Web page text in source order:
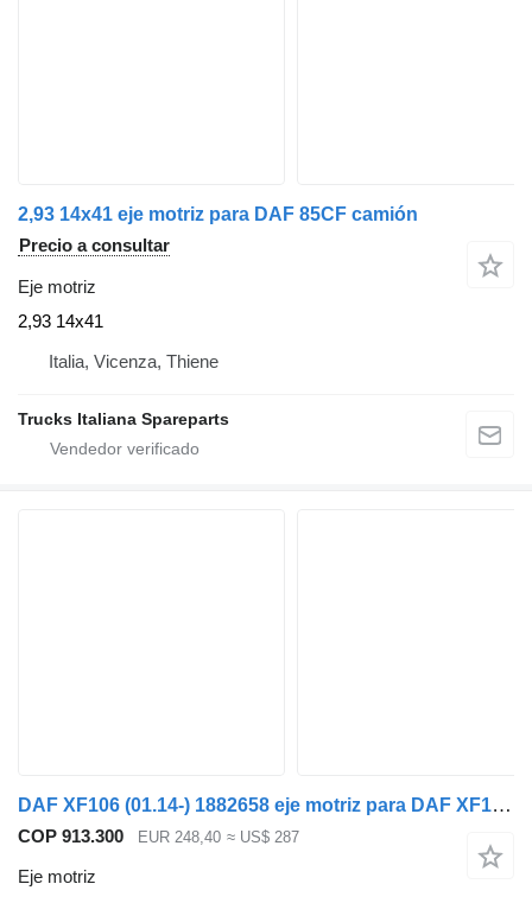
2,93 14x41 eje motriz para DAF 85CF camión
Precio a consultar
Eje motriz
2,93 14x41
Italia, Vicenza, Thiene
Trucks Italiana Spareparts
DAF XF106 (01.14-) 1882658 eje motriz para DAF XF106 (2014-) cabeza tractora
COP 913.300 EUR 248,40 ≈ US$ 287
Eje motriz